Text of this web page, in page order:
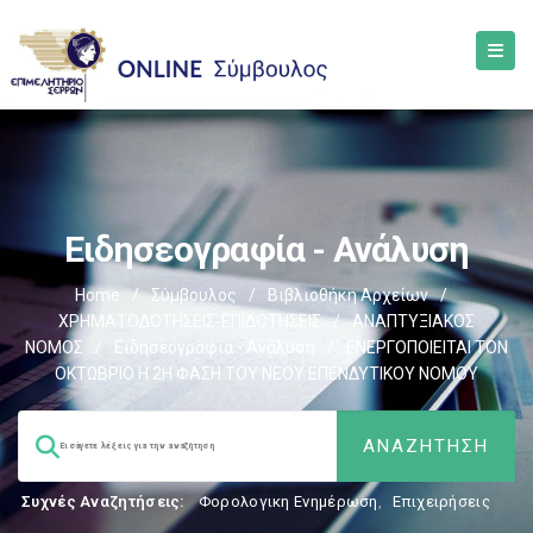
Ειδησεογραφία - Ανάλυση
Home / Σύμβουλος / Βιβλιοθήκη Αρχείων
/
ΧΡΗΜΑΤΟΔΟΤΗΣΕΙΣ-ΕΠΙΔΟΤΗΣΕΙΣ
/
ΑΝΑΠΤΥΞΙΑΚΟΣ
ΝΟΜΟΣ
/ Ειδησεογραφία - Ανάλυση
ΕΝΕΡΓΟΠΟΙΕΙΤΑΙ ΤΟΝ
ΟΚΤΩΒΡΙΟ Η 2Η ΦΑΣΗ ΤΟΥ ΝΕΟΥ ΕΠΕΝΔΥΤΙΚΟΥ ΝΟΜΟΥ
Συχνές Αναζητήσεις: Φορολογικη Ενημέρωση, Επιχειρήσεις